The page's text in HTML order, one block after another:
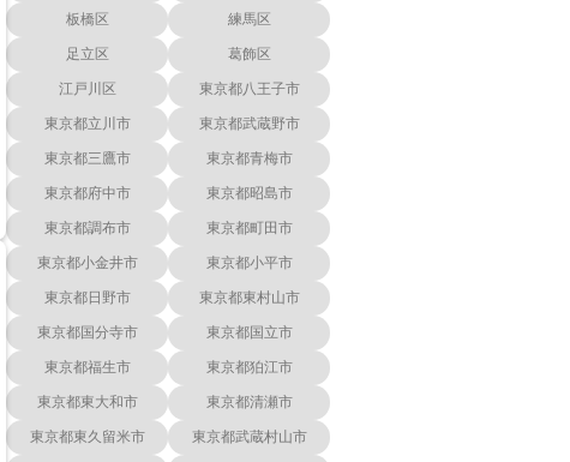
板橋区 練馬区
足立区 葛飾区
江戸川区 東京都八王子市
東京都立川市 東京都武蔵野市
東京都三鷹市 東京都青梅市
東京都府中市 東京都昭島市
東京都調布市 東京都町田市
東京都小金井市 東京都小平市
東京都日野市 東京都東村山市
東京都国分寺市 東京都国立市
東京都福生市 東京都狛江市
東京都東大和市 東京都清瀬市
東京都東久留米市 東京都武蔵村山市